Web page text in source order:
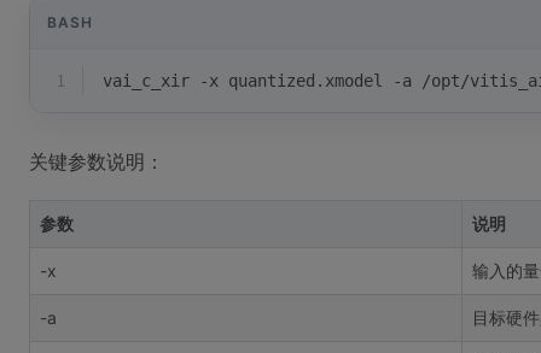
BASH
1 vai_c_xir -x quantized.xmodel -a /opt/vitis_ai/
关键参数说明：
参数 说明
-x 输入的
-a 目标硬